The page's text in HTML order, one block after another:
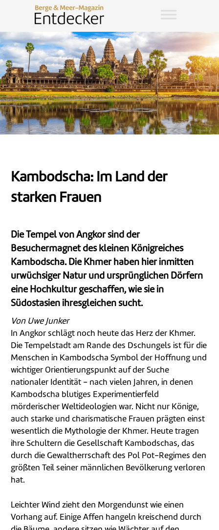
Kambodscha: Im Land der
starken Frauen
Die Tempel von Angkor sind der
Besuchermagnet des kleinen Königreiches
Kambodscha. Die Khmer haben hier inmitten
urwüchsiger Natur und ursprünglichen Dörfern
eine Hochkultur geschaffen, wie sie in
Südostasien ihresgleichen sucht.
Von Uwe Junker
In Angkor schlägt noch heute das Herz der Khmer.
Die Tempelstadt am Rande des Dschungels ist für die
Menschen in Kambodscha Symbol der Hoffnung und
wichtiger Orientierungspunkt auf der Suche
nationaler Identität - nach vielen Jahren, in denen
Kambodscha blutiges Experimentierfeld
mörderischer Weltideologien war. Nicht nur Könige,
auch starke und charismatische Frauen prägten einst
wesentlich die Mythologie der Khmer. Heute tragen
ihre Schultern die Gesellschaft Kambodschas, das
durch die Gewaltherrschaft des Pol Pot-Regimes den
größten Teil seiner männlichen Bevölkerung verloren
hat.
Leichter Wind zieht den Morgendunst wie einen
Vorhang auf. Einige Affen hangeln kreischend durch